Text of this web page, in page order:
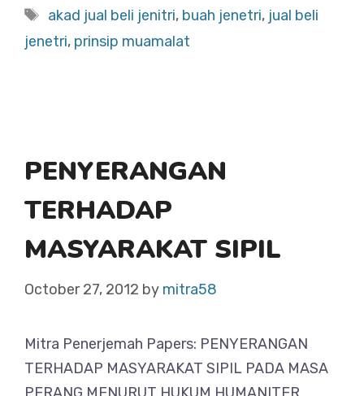
Tags
akad jual beli jenitri, buah jenetri, jual beli
jenetri, prinsip muamalat
PENYERANGAN
TERHADAP
MASYARAKAT SIPIL
October 27, 2012 by mitra58
Mitra Penerjemah Papers: PENYERANGAN
TERHADAP MASYARAKAT SIPIL PADA MASA